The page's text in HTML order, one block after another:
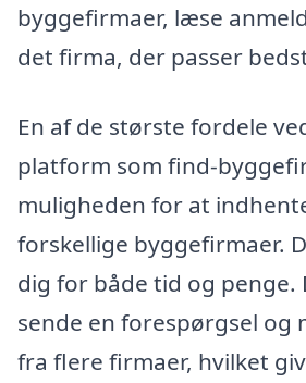
byggefirmaer, læse
det firma, der passer
En af de største fordele
platform som find-
muligheden for at
forskellige byggefirmaer.
dig for både tid og penge.
sende en forespørgsel og
fra flere firmaer, hvilket